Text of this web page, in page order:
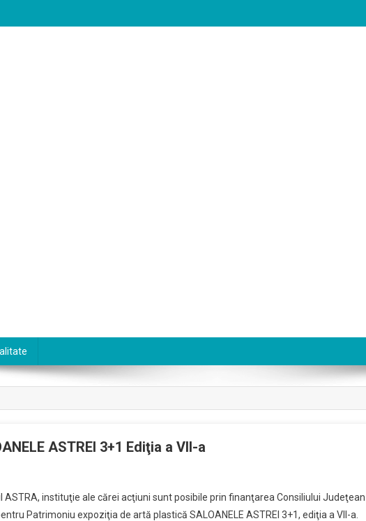
ASTREI 3+1 Ediţia a VII-a
ASTRA, instituţie ale cărei acţiuni sunt posibile prin finanţarea Consiliului Judeţean
Patrimoniu expoziţia de artă plastică SALOANELE ASTREI 3+1, ediţia a VII-a.